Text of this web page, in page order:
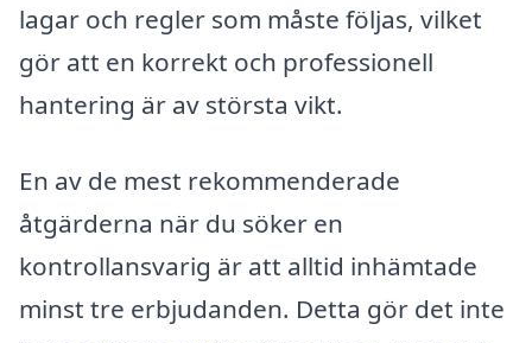
lagar och regler som måste följas, vilket
gör att en korrekt och professionell
hantering är av största vikt.
En av de mest rekommenderade
åtgärderna när du söker en
kontrollansvarig är att alltid inhämtade
minst tre erbjudanden. Detta gör det inte